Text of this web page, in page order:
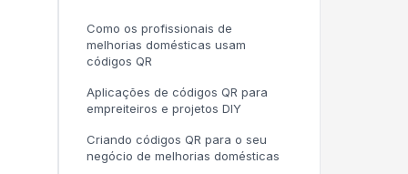
Como os profissionais de
melhorias domésticas usam
códigos QR
Aplicações de códigos QR para
empreiteiros e projetos DIY
Criando códigos QR para o seu
negócio de melhorias domésticas